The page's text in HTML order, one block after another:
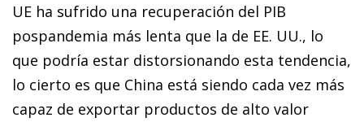
UE ha sufrido una recuperación del PIB
pospandemia más lenta que la de EE. UU., lo
que podría estar distorsionando esta tendencia,
lo cierto es que China está siendo cada vez más
capaz de exportar productos de alto valor